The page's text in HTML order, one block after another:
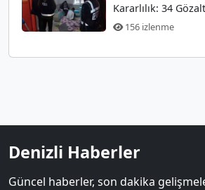
Kararlılık: 34
156 izlenme
Denizli Haberler
Güncel haberler, son dakika